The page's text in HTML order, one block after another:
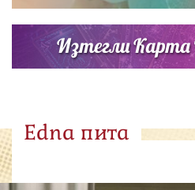
Изтегли Карта
Edna пита